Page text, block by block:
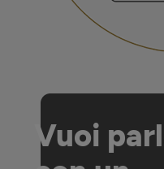
Vuoi